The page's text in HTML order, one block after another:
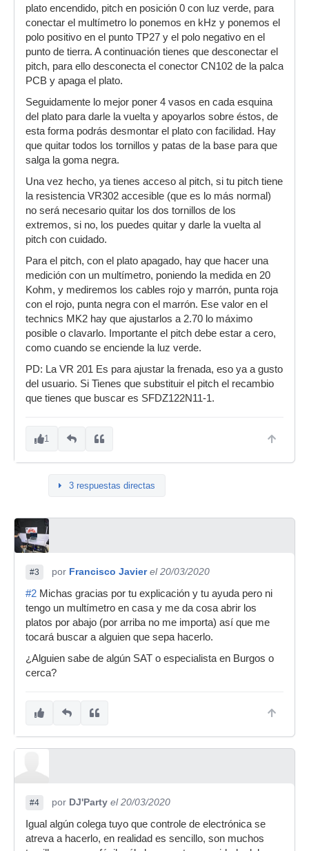
plato encendido, pitch en posición 0 con luz verde, para
conectar el multímetro lo ponemos en kHz y ponemos el
polo positivo en el punto TP27 y el polo negativo en el
punto de tierra. A continuación tienes que desconectar el
pitch, para ello desconecta el conector CN102 de la palca
PCB y apaga el plato.
Seguidamente lo mejor poner 4 vasos en cada esquina
del plato para darle la vuelta y apoyarlos sobre éstos, de
esta forma podrás desmontar el plato con facilidad. Hay
que quitar todos los tornillos y patas de la base para que
salga la goma negra.
Una vez hecho, ya tienes acceso al pitch, si tu pitch tiene
la resistencia VR302 accesible (que es lo más normal)
no será necesario quitar los dos tornillos de los
extremos, si no, los puedes quitar y darle la vuelta al
pitch con cuidado.
Para el pitch, con el plato apagado, hay que hacer una
medición con un multímetro, poniendo la medida en 20
Kohm, y mediremos los cables rojo y marrón, punta roja
con el rojo, punta negra con el marrón. Ese valor en el
technics MK2 hay que ajustarlos a 2.70 lo máximo
posible o clavarlo. Importante el pitch debe estar a cero,
como cuando se enciende la luz verde.
PD: La VR 201 Es para ajustar la frenada, eso ya a gusto
del usuario. Si Tienes que substituir el pitch el recambio
que tienes que buscar es SFDZ122N11-1.
1
3 respuestas directas
#3 por Francisco Javier el 20/03/2020
#2 Michas gracias por tu explicación y tu ayuda pero ni
tengo un multímetro en casa y me da cosa abrir los
platos por abajo (por arriba no me importa) así que me
tocará buscar a alguien que sepa hacerlo.
¿Alguien sabe de algún SAT o especialista en Burgos o
cerca?
#4 por DJ'Party el 20/03/2020
Igual algún colega tuyo que controle de electrónica se
atreva a hacerlo, en realidad es sencillo, son muchos